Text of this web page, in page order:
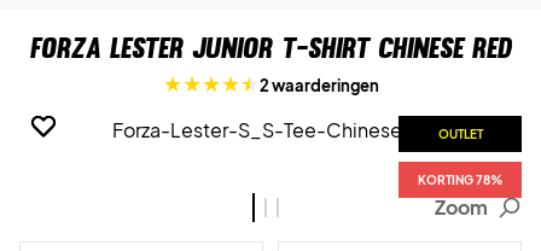
Forza Lester Junior T-shirt Chinese Red
2 waarderingen
OUTLET
KORTING 78%
OUTLET
KORTING 78%
OUTLET
KORTING 78%
Zoom